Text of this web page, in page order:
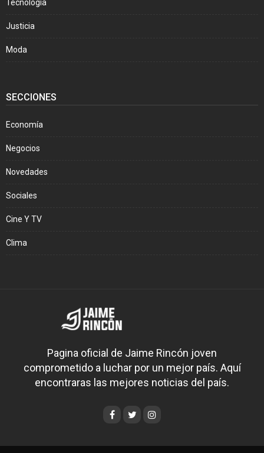
Tecnología
Justicia
Moda
SECCIONES
Economía
Negocios
Novedades
Sociales
Cine Y TV
Clima
Pagina oficial de Jaime Rincón joven
comprometido a luchar por un mejor país. Aquí
encontraras las mejores noticias del país.